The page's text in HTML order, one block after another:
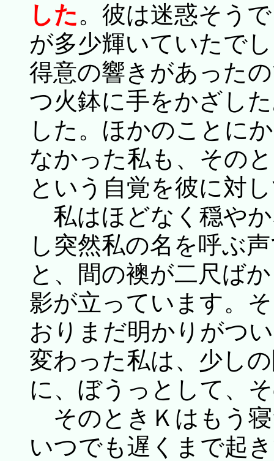
した。彼は迷惑そう
が多少輝いていたで
得意の響きがあった
つ火鉢に手をかざし
した。ほかのことに
なかった私も、その
という自覚を彼に対
私はほどなく穏や
し突然私の名を呼ぶ
と、間の襖が二尺ば
影が立っています。
おりまだ明かりがつ
変わった私は、少し
に、ぼうっとして、
そのときＫはもう
いつでも遅くまで起